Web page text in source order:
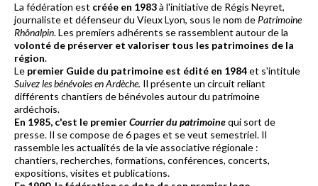
La fédération est créée en 1983à l'initiative de Régis Neyret,
journaliste et défenseur du Vieux Lyon, sous le nom de Patrimoine
Rhônalpin. Les premiers adhérents se rassemblent autour de la
volonté de préserver et valoriser tous les patrimoines de la
région.
Le premier Guide du patrimoine est édité en 1984et s'intitule
Suivez les bénévoles en Ardèche. Il présente un circuit reliant
différents chantiers de bénévoles autour du patrimoine
ardéchois.
En 1985, c'est le premierCourrier du patrimoinequi sort de
presse. Il se compose de 6 pages et se veut semestriel. Il
rassemble les actualités de la vie associative régionale :
chantiers, recherches, formations, conférences, concerts,
expositions, visites et publications.